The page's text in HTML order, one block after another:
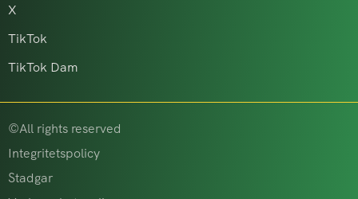
X
TikTok
TikTok Dam
©All rights reserved
Integritetspolicy
Stadgar